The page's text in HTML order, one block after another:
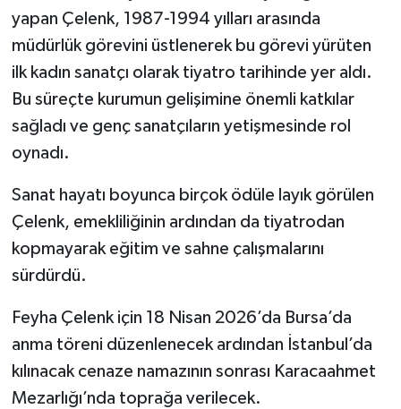
yapan Çelenk, 1987-1994 yılları arasında
müdürlük görevini üstlenerek bu görevi yürüten
ilk kadın sanatçı olarak tiyatro tarihinde yer aldı.
Bu süreçte kurumun gelişimine önemli katkılar
sağladı ve genç sanatçıların yetişmesinde rol
oynadı.
Sanat hayatı boyunca birçok ödüle layık görülen
Çelenk, emekliliğinin ardından da tiyatrodan
kopmayarak eğitim ve sahne çalışmalarını
sürdürdü.
Feyha Çelenk için 18 Nisan 2026’da Bursa’da
anma töreni düzenlenecek ardından İstanbul’da
kılınacak cenaze namazının sonrası Karacaahmet
Mezarlığı’nda toprağa verilecek.